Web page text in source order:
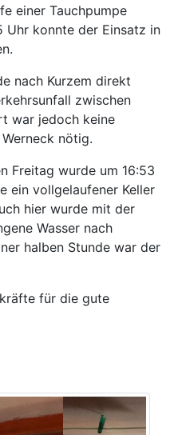
einer Tauchpumpe
Uhr konnte der Einsatz in
nach Kurzem direkt
zwischen
war jedoch keine
nötig.
Freitag wurde um 16:53
ein vollgelaufener Keller
hier wurde mit der
Wasser nach
halben Stunde war der
für die gute